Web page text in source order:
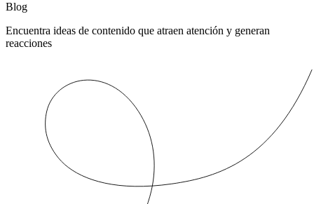
Blog
Encuentra ideas de contenido que atraen atención y generan
reacciones